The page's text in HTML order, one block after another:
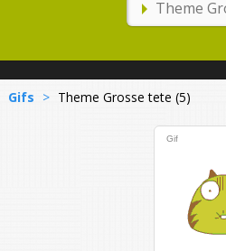
Gifs > Theme Grosse tete (5)
Gif